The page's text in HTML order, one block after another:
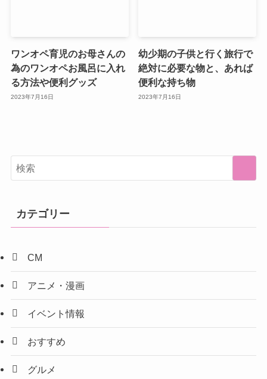
ワンオペ育児のお母さんの
為のワンオペお風呂に入れ
る方法や便利グッズ
2023年7月16日
幼少期の子供と行く旅行で
絶対に必要な物と、あれば
便利な持ち物
2023年7月16日
カテゴリー
CM
アニメ・漫画
イベント情報
おすすめ
グルメ